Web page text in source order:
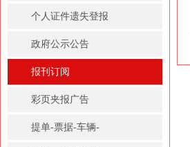
个人证件遗失登报
政府公示公告
报刊订阅
彩页夹报广告
提单-票据-车辆-